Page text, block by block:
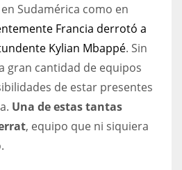
Sudamérica como en
Francia derrotó a
Kylian Mbappé. Sin
gran cantidad de equipos
de estar presentes
Una de estas tantas
, equipo que ni siquiera